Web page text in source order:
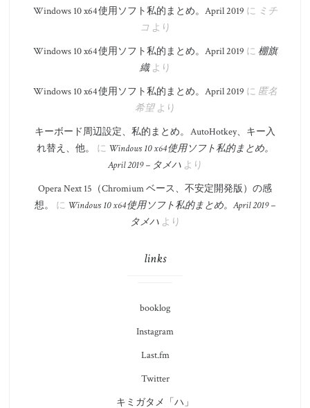
Windows 10 x64 使用ソフト私的まとめ。​April 2019 に ミチ
コ より
Windows 10 x64 使用ソフト私的まとめ。​April 2019 に 棚旗
織より
Windows 10 x64 使用ソフト私的まとめ。​April 2019 に 匿名
希望より
キーボード周辺設定、私的まとめ。 AutoHotkey、キー入
れ替え、他。
に Windows 10 x64 使用ソフト私的まとめ。​
April 2019 – タメハより
Opera Next 15（Chromium ベース、不安定開発版）の感
想。
に Windows 10 x64 使用ソフト私的まとめ。​April 2019 –
タメハより
links
booklog
Instagram
Last.fm
Twitter
キミガタメ「ハ」